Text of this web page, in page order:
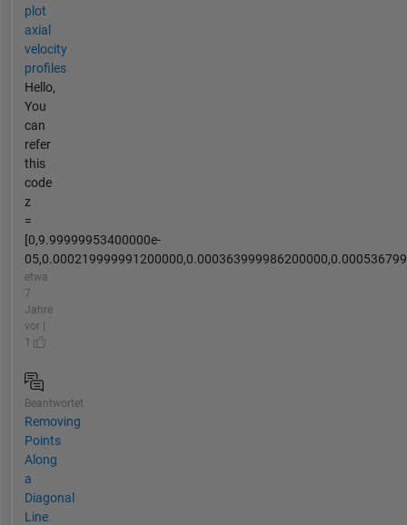
plot
axial
velocity
profiles
Hello,
You
can
refer
this
code
z
=
[0,9.99999953400000e-
etwa
7
Jahre
vor |
1
Beantwortet
Removing
Points
Along
a
Diagonal
Line